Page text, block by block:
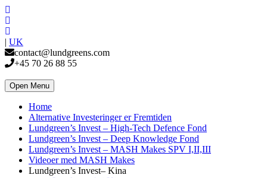
| UK
contact@lundgreens.com
+45 70 26 88 55
Open Menu
Home
Alternative Investeringer er Fremtiden
Lundgreen’s Invest – High-Tech Defence Fond
Lundgreen’s Invest – Deep Knowledge Fond
Lundgreen’s Invest – MASH Makes SPV I,II,III
Videoer med MASH Makes
Lundgreen’s Invest– Kina